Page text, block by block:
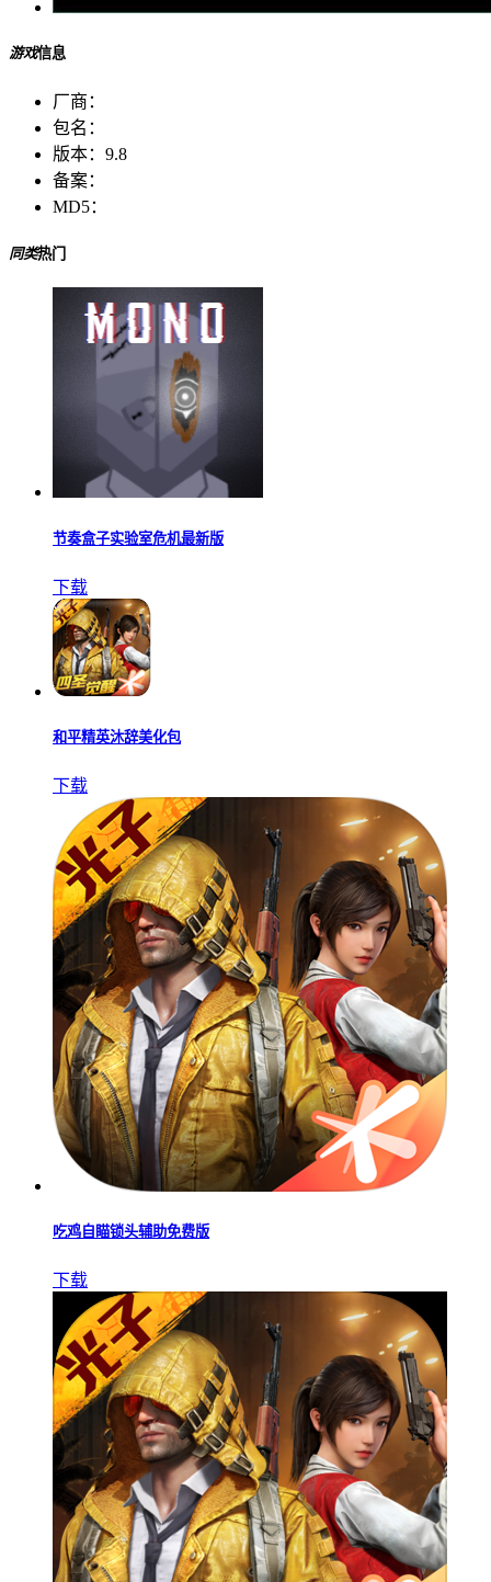
游戏信息
厂商：
包名：
版本： 9.8
备案：
MD5：
同类热门
节奏盒子实验室危机最新版
下载
和平精英沐辞美化包
下载
吃鸡自瞄锁头辅助免费版
下载